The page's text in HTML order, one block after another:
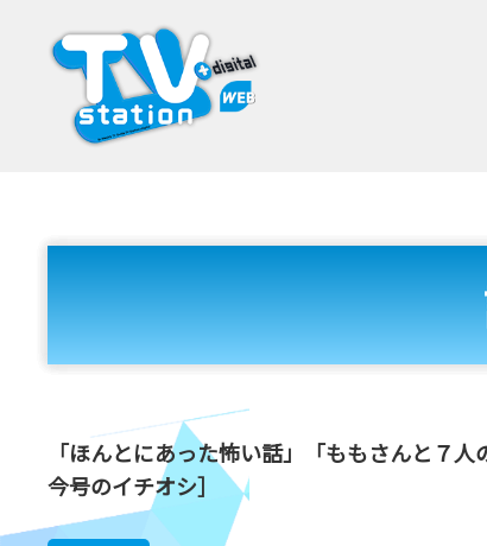
「ほんとにあった怖い話」「ももさんと７
今号のイチオシ］